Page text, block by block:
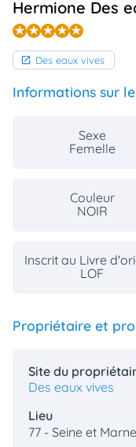
Connexion
Hermione Des
Des eaux vives
Informations sur
Sexe
Femelle
Couleur
NOIR
Inscrit au Livre
LOF
Propriétaire et
Site du
Des eaux vives
Lieu
77 - Seine et Marne